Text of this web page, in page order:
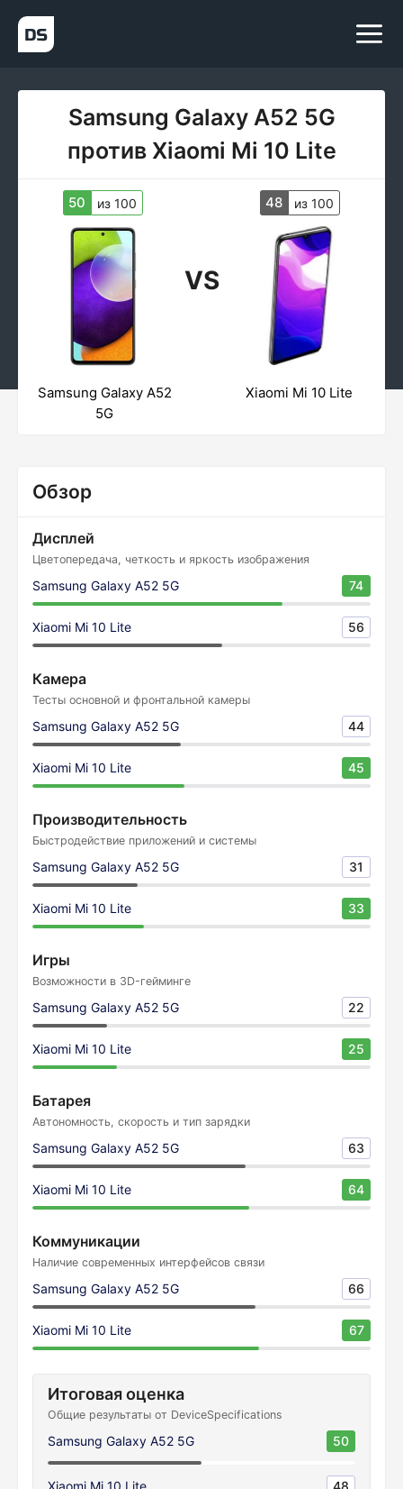
Samsung Galaxy A52 5G
против Xiaomi Mi 10 Lite
50 из 100
VS
48 из 100
Samsung Galaxy A52
5G
Xiaomi Mi 10 Lite
Обзор
Дисплей
Цветопередача, четкость и яркость изображения
Samsung Galaxy A52 5G 74
Xiaomi Mi 10 Lite 56
Камера
Тесты основной и фронтальной камеры
Samsung Galaxy A52 5G 44
Xiaomi Mi 10 Lite 45
Производительность
Быстродействие приложений и системы
Samsung Galaxy A52 5G 31
Xiaomi Mi 10 Lite 33
Игры
Возможности в 3D-гейминге
Samsung Galaxy A52 5G 22
Xiaomi Mi 10 Lite 25
Батарея
Автономность, скорость и тип зарядки
Samsung Galaxy A52 5G 63
Xiaomi Mi 10 Lite 64
Коммуникации
Наличие современных интерфейсов связи
Samsung Galaxy A52 5G 66
Xiaomi Mi 10 Lite 67
Итоговая оценка
Общие результаты от DeviceSpecifications
Samsung Galaxy A52 5G 50
Xiaomi Mi 10 Lite 48